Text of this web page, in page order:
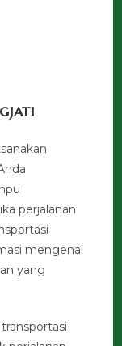
perjalanan
mengenai
yang